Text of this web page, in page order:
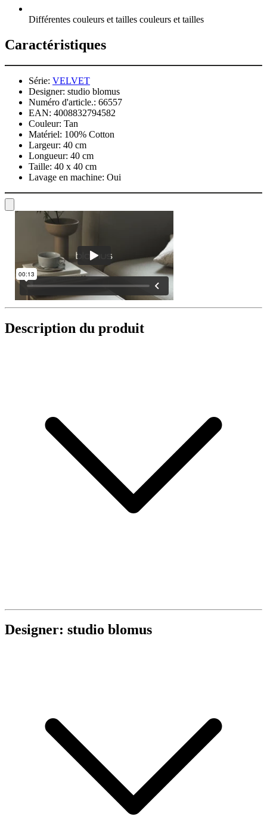
Différentes couleurs et tailles couleurs et tailles
Caractéristiques
Série: VELVET
Designer: studio blomus
Numéro d'article.: 66557
EAN: 4008832794582
Couleur: Tan
Matériel: 100% Cotton
Largeur: 40 cm
Longueur: 40 cm
Taille: 40 x 40 cm
Lavage en machine: Oui
Description du produit
Designer: studio blomus